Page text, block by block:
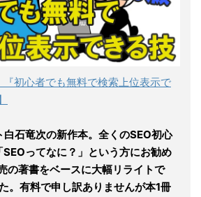
『初心者でも無料で検索上位表示で
石竜次の新作本。全くのSEO初心
ってなに？」という方にお勧め
の著書をベースに大幅リライトで
。有料で申し訳ありませんが本1冊